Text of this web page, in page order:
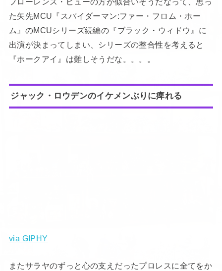
た矢先MCU『スパイダーマン:ファー・フロム・ホー
ム』のMCUシリーズ続編の『ブラック・ウィドウ』に
出演が決まってしまい、シリーズの整合性を考えると
『ホークアイ』は難しそうだな。。。。
ジャック・ロウデンのイケメンぶりに痺れる
via GIPHY
またサラヤのずっと心の支えだったプロレスに全てをか